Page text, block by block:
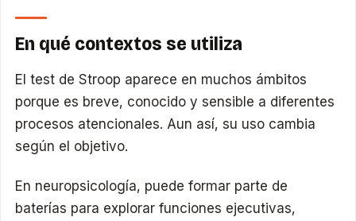
En qué contextos se utiliza
El test de Stroop aparece en muchos ámbitos
porque es breve, conocido y sensible a diferentes
procesos atencionales. Aun así, su uso cambia
según el objetivo.
En neuropsicología, puede formar parte de
baterías para explorar funciones ejecutivas,